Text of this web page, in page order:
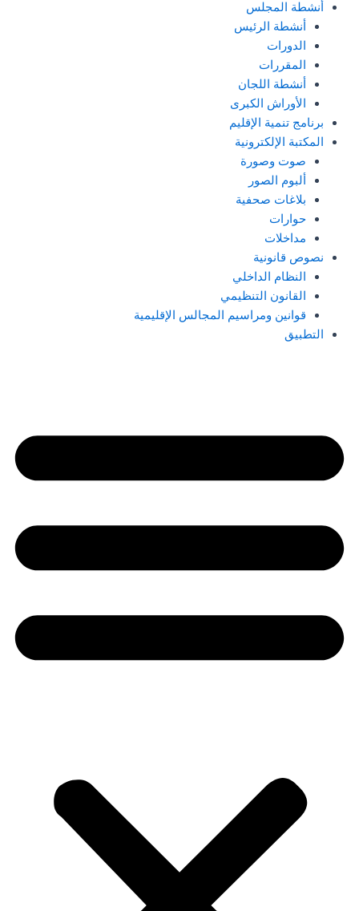
أنشطة المجلس
أنشطة الرئيس
الدورات
المقررات
أنشطة اللجان
الأوراش الكبرى
برنامج تنمية الإقليم
المكتبة الإلكترونية
صوت وصورة
ألبوم الصور
بلاغات صحفية
حوارات
مداخلات
نصوص قانونية
النظام الداخلي
القانون التنظيمي
قوانين ومراسيم المجالس الإقليمية
التطبيق